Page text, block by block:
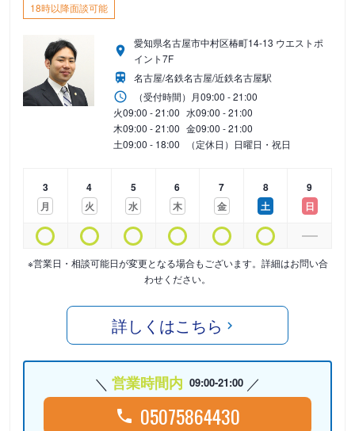
18時以降面談可能
愛知県名古屋市中村区椿町14-13 ウエストポ
イント7F
名古屋/名鉄名古屋/近鉄名古屋駅
（受付時間） 月09:00 - 21:00
火09:00 - 21:00 水09:00 - 21:00
木09:00 - 21:00 金09:00 - 21:00
土09:00 - 18:00 （定休日）日曜日・祝日
3
月
4
火
5
水
6
木
7
金
8
土
9
日
※営業日・相談可能日が変更となる場合もございます。詳細はお問い合
わせください。
詳しくはこちら
営業時間内 09:00-21:00
05075864430